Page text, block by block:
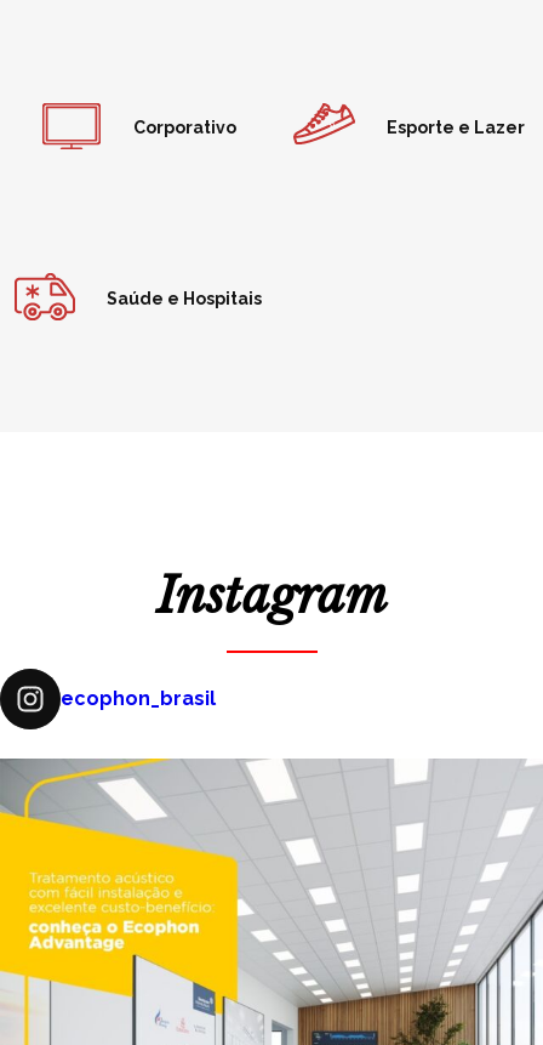
Corporativo Esporte e Lazer
Saúde e Hospitais
Instagram
ecophon_brasil